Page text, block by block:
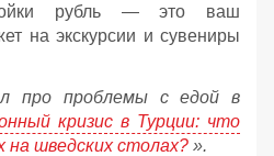
рубль — это ваш
на экскурсии и сувениры
про проблемы с едой в
кризис в Турции: что
на шведских столах? ».